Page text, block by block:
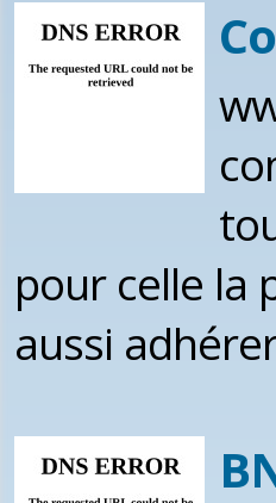
pour celle la
aussi